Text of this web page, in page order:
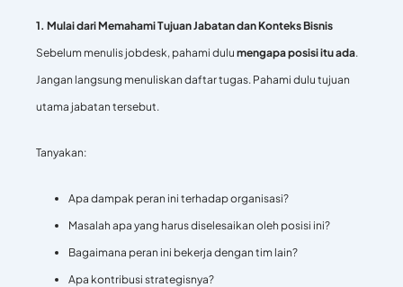
1. Mulai dari Memahami Tujuan Jabatan dan Konteks Bisnis
Sebelum menulis jobdesk, pahami dulu mengapa posisi itu ada.
Jangan langsung menuliskan daftar tugas. Pahami dulu tujuan
utama jabatan tersebut.
Tanyakan:
Apa dampak peran ini terhadap organisasi?
Masalah apa yang harus diselesaikan oleh posisi ini?
Bagaimana peran ini bekerja dengan tim lain?
Apa kontribusi strategisnya?